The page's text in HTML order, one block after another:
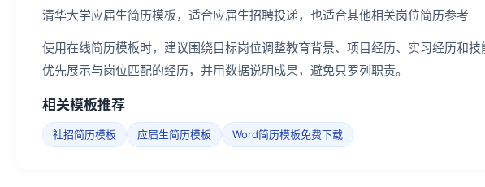
清华大学应届生简历模板，适合应届生招聘投递，也适合其他相关岗位简历参考
使用在线简历模板时，建议围绕目标岗位调整教育背景、项目经历、实习经历和
优先展示与岗位匹配的经历，并用数据说明成果，避免只罗列职责。
相关模板推荐
社招简历模板 应届生简历模板 Word简历模板免费下载